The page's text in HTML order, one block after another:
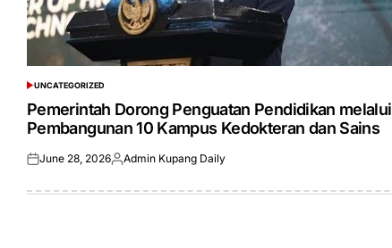
POSTED
IN
UNCATEGORIZED
Pemerintah Dorong Penguatan Pendidikan melalui
Pembangunan 10 Kampus Kedokteran dan Sains
Posted
June 28, 2026Posted
Admin Kupang Daily